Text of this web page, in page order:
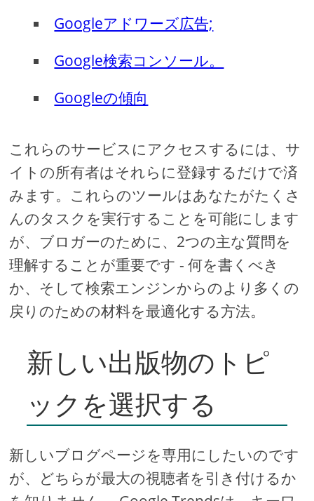
Googleアドワーズ広告;
Google検索コンソール。
Googleの傾向
これらのサービスにアクセスするには、サ
イトの所有者はそれらに登録するだけで済
みます。これらのツールはあなたがたくさ
んのタスクを実行することを可能にします
が、ブロガーのために、2つの主な質問を
理解することが重要です - 何を書くべき
か、そして検索エンジンからのより多くの
戻りのための材料を最適化する方法。
新しい出版物のトピ
ックを選択する
新しいブログページを専用にしたいのです
が、どちらが最大の視聴者を引き付けるか